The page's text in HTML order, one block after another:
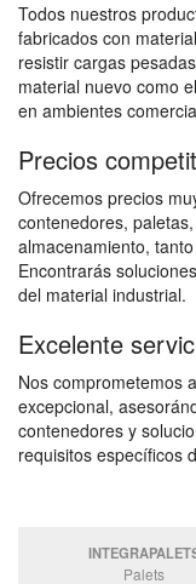
Todos nuestros
fabricados con
resistir cargas
material nuevo como
en ambientes
Precios
Ofrecemos precios
contenedores,
almacenamiento,
Encontrarás
del material industrial.
Excelente
Nos comprometemos
excepcional,
contenedores y
requisitos específicos
Palets